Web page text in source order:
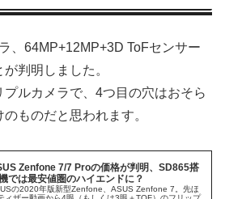
、64MP+12MP+3D ToFセンサー
判明しました。
プルカメラで、4つ目の穴はおそら
ものだと思われます。
Zenfone 7/7 Proの価格が判明、SD865搭
では最安値圏のハイエンドに？
の2020年版新型Zenfone、ASUS Zenfone 7。先ほ